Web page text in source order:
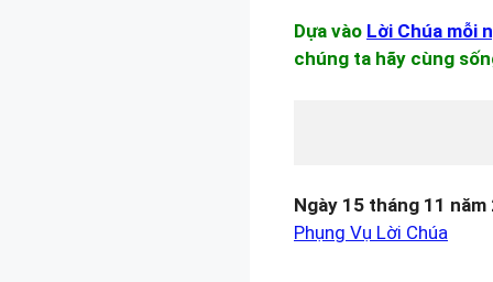
Dựa vào Lời Chúa mỗi
chúng ta hãy cùng
Ngày 15 tháng 11 năm
Phụng Vụ Lời Chúa